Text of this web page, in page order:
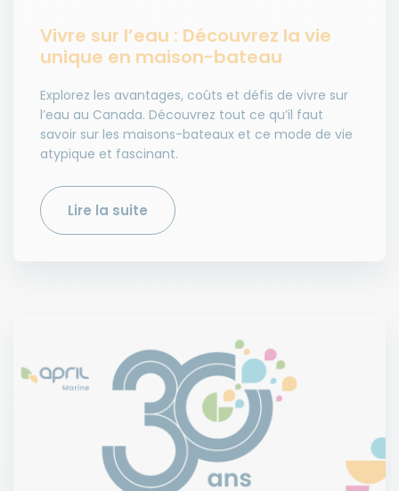
Vivre sur l’eau : Découvrez la vie
unique en maison-bateau
Explorez les avantages, coûts et défis de vivre sur
l’eau au Canada. Découvrez tout ce qu’il faut
savoir sur les maisons-bateaux et ce mode de vie
atypique et fascinant.
Lire la suite